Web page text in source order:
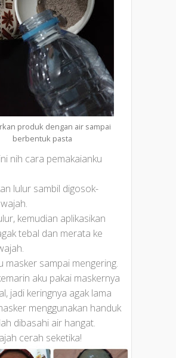
produk dengan air sampai
berbentuk pasta
nih cara pemakaianku
lulur sambil digosok-
kemudian aplikasikan
tebal dan merata ke
masker sampai mengering.
aku pakai maskernya
jadi keringnya agak lama
menggunakan handuk
dibasahi air hangat.
cerah seketika!